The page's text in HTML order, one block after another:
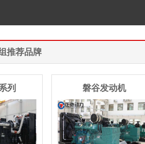
推荐品牌
列 磐谷发动机